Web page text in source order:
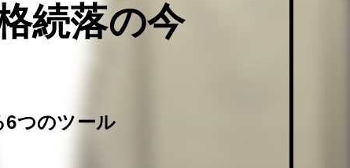
続落の今
つのツール